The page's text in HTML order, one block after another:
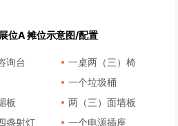
位A 摊位示意图/配置
询台
一桌两（三）椅
一个垃圾桶
板
两（三）面墙板
盏射灯
一个电源插座